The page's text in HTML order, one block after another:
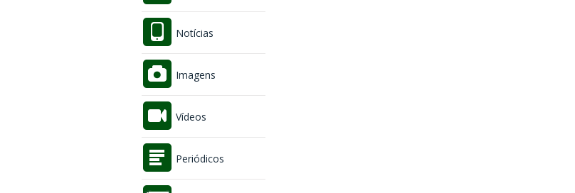
Notícias
Imagens
Vídeos
Periódicos